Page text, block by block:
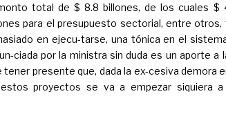
total de $ 8.8 billones, de los cuales $
para el presupuesto sectorial, entre
en ejecu-tarse, una tónica en el
ciada por la ministra sin duda es un aporte a
presente que, dada la ex-cesiva demora
proyectos se va a empezar siquiera